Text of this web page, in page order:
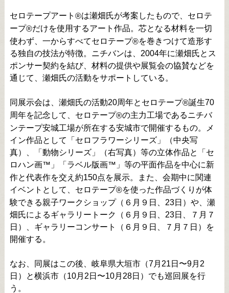
セロテープアート ®は瀬畑氏が考案したもので、セロテ
ープ®だけを使用するアート作品。芯となる材料を一切
使わず、一からすべてセロテープ®を巻きつけて造形す
る独自の技法が特徴。ニチバンは、2004年に瀬畑氏とス
ポンサー契約を結び、材料の提供や展覧会の協賛などを
通じて、瀬畑氏の活動をサポートしている。
同展示会は、瀬畑氏の活動20周年とセロテープ®誕生70
周年を記念して、セロテープ®の主力工場であるニチバ
ンテープ安城工場が所在する安城市で開催するもの。メ
イン作品として「セロフラワーシリーズ」（中央写
真）、「動物シリーズ」（右写真）等の立体作品と「セ
ロハン画™ 」「ラベル版画™ 」等の平面作品を中心に新
作と代表作を交え約150点を展示。また、会期中に関連
イベントとして、セロテープ®を使った作品づくりが体
験できる親子ワークショップ（６月９日、23日）や、瀬
畑氏によるギャラリートーク（６月９日、23日、７月７
日）、ギャラリーコンサート（６月９日、７月７日）を
開催する。
なお、同展はこの後、岐阜県大垣市（7月21日〜9月2
日）と横浜市（10月2日〜10月28日）でも巡回展を行
う。